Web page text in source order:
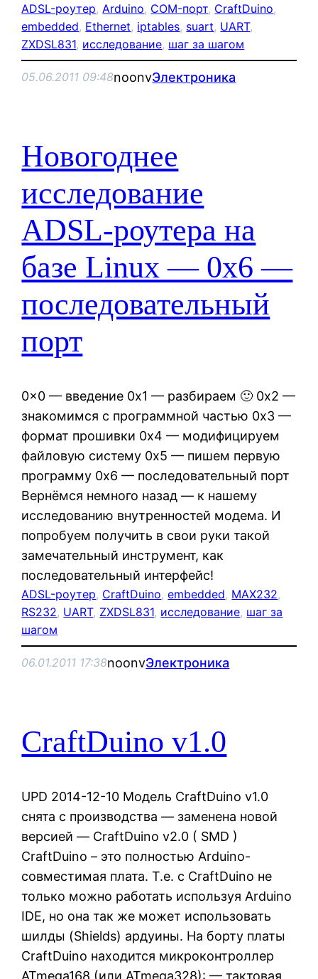
ADSL-роутер, Arduino, COM-порт, CraftDuino
embedded, Ethernet, iptables, suart, UART
ZXDSL831, исследование, шаг за шагом
05.06.2011 09:48noonvЭлектроника
Новогоднее
исследование
ADSL-роутера на
базе Linux — 0x6 —
последовательный
порт
0x0 — введение 0x1 — разбираем 🙂 0x2 —
знакомимся с программной частью 0x3 —
формат прошивки 0x4 — модифицируем
файловую систему 0x5 — пишем первую
программу 0x6 — последовательный порт
Вернёмся немного назад — к нашему
исследованию внутренностей модема. И
попробуем получить в свои руки такой
замечательный инструмент, как
последовательный интерфейс!
ADSL-роутер, CraftDuino, embedded, MAX232
RS232, UART, ZXDSL831, исследование, шаг за
шагом
06.01.2011 17:38noonvЭлектроника
CraftDuino v1.0
UPD 2014-12-10 Модель CraftDuino v1.0
снята с производства — заменена новой
версией — CraftDuino v2.0 ( SMD )
CraftDuino – это полностью Arduino-
совместимая плата. Т.е. с CraftDuino не
только можно работать используя Arduino
IDE, но она так же может использовать
шилды (Shields) ардуины. На борту платы
CraftDuino находится микроконтроллер
ATmega168 (или ATmega328): — тактовая